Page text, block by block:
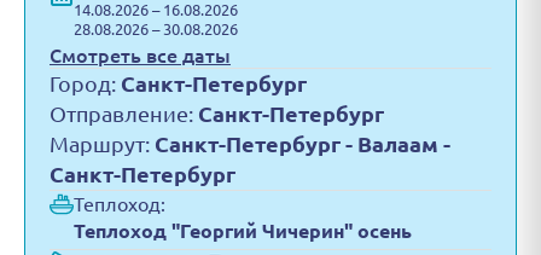
14.08.2026 – 16.08.2026
28.08.2026 – 30.08.2026
Смотреть все даты
Город: Санкт-Петербург
Отправление: Санкт-Петербург
Маршрут: Санкт-Петербург - Валаам -
Санкт-Петербург
Теплоход:
Теплоход "Георгий Чичерин" осень